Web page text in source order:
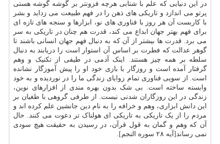
در این دنیایی که علم با شتابی هرچه فزونتر بر گوشه گوشه هستی
پرتو می اندازد و تاریکی های ذهن را در فهم طبیعت می زداید و بشر
با کاربست آن هر روز با فناوری های نو، ابزارها و سنجه های تازه ای
برای فهم بهتر جهان ابداع می کند، قدرت هم چنان در تاریکی به سر
می برد. قدرت ها بیشتر از آن که به دنبال فهم جهان انسانی باشند تا
گوهر عدالت که فطرت بر اساس آن استوار است را دریابند به دنبال
سلطه بر همه چیز هستند. اینک آدمی در طیفی از تکنیک و وهم
گرفتار آمده است و روزگار با بازی خود او را پیش آموزگار نشانده
است. از سویی فناوری تمام زوایای زندگی ما را در نوردیده و به خود
وابسته ساخته است. بی شک بدون بهره مندی از افزارهای نوین،
زندگی در این روزگاران شدنی نیست. از طرفی گروهی با طغیان بر
این دانش ابزاری، وهم و خرافه را به نام دین جانشین علم کرده اند و
مردم را از یک تاریکی به تاریکی ای هولناک تر دعوت می کنند. حال
آن که وهم و گمان به قول قرآن، در رسیدن به حقیقت هیچ سودی
نمی رساند[آیه ۲۸ سوره النجم].